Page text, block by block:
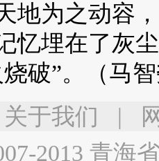
地为之动容
忆埋在了灰
破”。（马
关于我们 |
2013 青海